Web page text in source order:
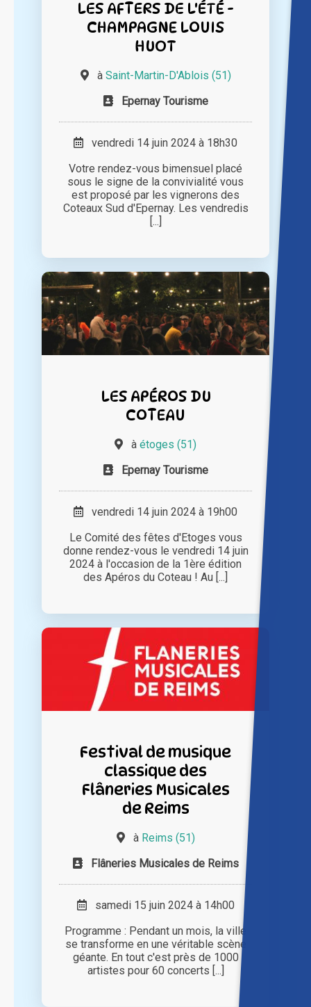
LES AFTERS DE L'ÉTÉ -
CHAMPAGNE LOUIS
HUOT
à Saint-Martin-D'Ablois (51)
Epernay Tourisme
vendredi 14 juin 2024 à 18h30
Votre rendez-vous bimensuel placé
sous le signe de la convivialité vous
est proposé par les vignerons des
Coteaux Sud d'Epernay. Les vendredis
[...]
LES APÉROS DU
COTEAU
à étoges (51)
Epernay Tourisme
vendredi 14 juin 2024 à 19h00
Le Comité des fêtes d'Etoges vous
donne rendez-vous le vendredi 14 juin
2024 à l'occasion de la 1ère édition
des Apéros du Coteau ! Au [...]
Festival de musique
classique des
Flâneries Musicales
de Reims
à Reims (51)
Flâneries Musicales de Reims
samedi 15 juin 2024 à 14h00
Programme : Pendant un mois, la ville
se transforme en une véritable scène
géante. En tout c'est près de 1000
artistes pour 60 concerts [...]